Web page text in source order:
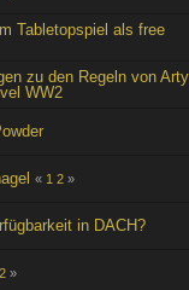
Tabletopspiel als free
zu den Regeln von Arty
WW2
« 1 2 »
in DACH?
2 »